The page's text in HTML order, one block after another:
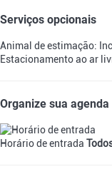
Serviços opcionais
Animal de estimação:
Estacionamento ao ar
Organize sua agenda
Horário de entrada